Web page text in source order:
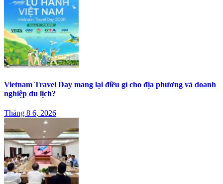
Vietnam Travel Day mang lại điều gì cho địa phương và doanh
nghiệp du lịch?
Tháng 8 6, 2026